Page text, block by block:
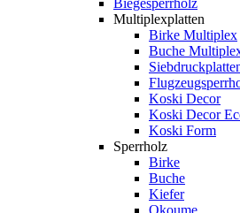
Multiplexplatten
Birke Multiplex
Buche
Koski Decor
Koski Decor
Koski Form
Sperrholz
Birke
Buche
Kiefer
Okoume